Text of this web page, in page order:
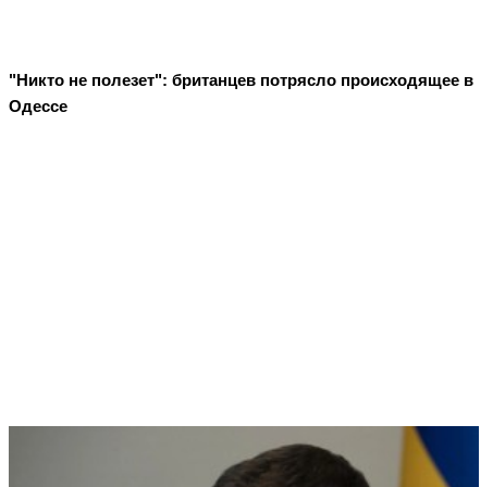
"Никто не полезет": британцев потрясло происходящее в
Одессе